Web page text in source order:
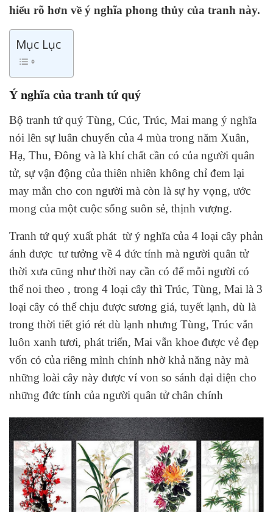
hiểu rõ hơn về ý nghĩa phong thủy của tranh này.
Mục Lục
Ý nghĩa của tranh tứ quý
Bộ tranh tứ quý Tùng, Cúc, Trúc, Mai mang ý nghĩa
nói lên sự luân chuyển của 4 mùa trong năm Xuân,
Hạ, Thu, Đông và là khí chất cần có của người quân
tử, sự vận động của thiên nhiên không chỉ đem lại
may mắn cho con người mà còn là sự hy vọng, ước
mong của một cuộc sống suôn sẻ, thịnh vượng.
Tranh tứ quý xuất phát từ ý nghĩa của 4 loại cây phản
ánh được tư tưởng về 4 đức tính mà người quân tử
thời xưa cũng như thời nay cần có để mỗi người có
thể noi theo , trong 4 loại cây thì Trúc, Tùng, Mai là 3
loại cây có thể chịu được sương giá, tuyết lạnh, dù là
trong thời tiết gió rét dù lạnh nhưng Tùng, Trúc vẫn
luôn xanh tươi, phát triển, Mai vẫn khoe được vẻ đẹp
vốn có của riêng mình chính nhờ khả năng này mà
những loài cây này được ví von so sánh đại diện cho
những đức tính của người quân tử chân chính